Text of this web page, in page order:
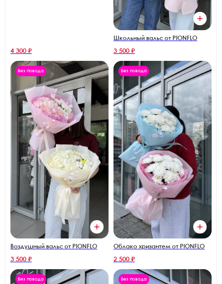
4 300 ₽
Школьный вальс от PIONFLO
3 500 ₽
Без повода
Воздушный вальс от PIONFLO
3 500 ₽
Без повода
Облако хризантем от PIONFLO
2 500 ₽
Без повода Без повода